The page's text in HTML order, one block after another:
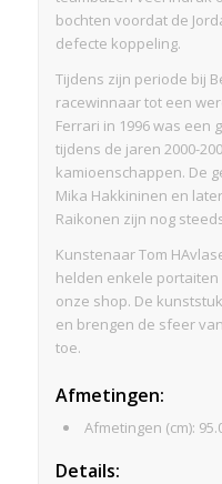
bochten voordat de
defecte koppeling.
Tijdens zijn periode bij
racewinnaar tot een
Ferrari in 1996 was een
tijdens de jaren 2000-
kamioenschappen. De
Mika Hakkininen en
Raikonen zijn nog
Kunstenaar Tom
helden enkele
onze shop. De
en brengen de sfeer
toe.
Afmetingen:
Afmetingen (cm):
Details: